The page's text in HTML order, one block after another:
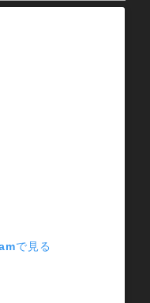
で見る